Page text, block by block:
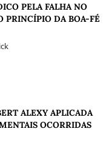
PELA FALHA NO
PRINCÍPIO DA BOA-FÉ
ALEXY APLICADA
OCORRIDAS